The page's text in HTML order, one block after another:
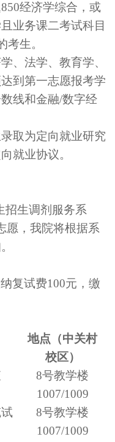
850经济学综合，或
业务课二考试科目
考生。
、法学、教育学、
到第一志愿报考学
线和金融/数字经
取为定向就业研究
就业协议。
招生调剂服务系
愿，我院将根据系
复试费100元 ，缴
地点（中关村
校区）
8号教学楼
1007/1009
8号教学楼
1007/1009